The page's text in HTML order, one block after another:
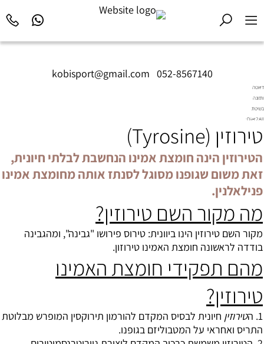
kobisport@gmail.com 052-8567140
דיאטה
ותזונה
בשיטת
Diet2All:
שמאחורי
המושלם.
טירוזין (Tyrosine)‏
הטירוזין הינה חומצת אמינו הנחשבת לבלתי חיונית,
זאת משום שגופנו מסוגל לסנתז אותה מחומצת אמינו
פנילאלנין.
מה מקור השם טירוזין?
מקור השם טירוזין הינו ביוונית: טירוס פירושו "גבינה", ומהגבינה
בודדה לראשונה חומצת האמינו טירוזון.
מהם תפקידי חומצת האמינו
טירוזין?
1. ה טירוזין חיונית לבסיס המקדם להורמון תירוקסין המופרש מבלוטת
התריס ואחראי על המטבוליזם בגופנו.